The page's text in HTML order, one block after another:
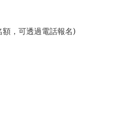
，可透過電話報名)